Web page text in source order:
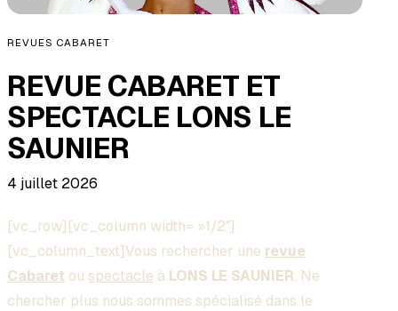
REVUES CABARET
REVUE CABARET ET
SPECTACLE LONS LE
SAUNIER
4 juillet 2026
[vc_row][vc_column width= »1/2″]
[vc_column_text]Vous rechercher une revue
Cabaret ou spectacle à LONS LE SAUNIER. Ne
chercher plus nous sommes spécialisé dans le